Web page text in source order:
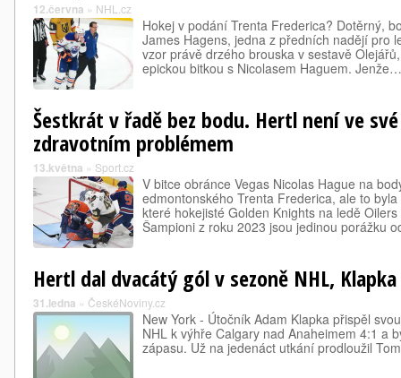
12.června » NHL.cz
Hokej v podání Trenta Frederica? Dotěrný,
James Hagens, jedna z předních nadějí pro
vzor právě drzého brouska v sestavě
epickou bitkou s Nicolasem Haguem. Jenže…
Šestkrát v řadě bez bodu. Hertl není ve
zdravotním problémem
13.května » Sport.cz
V bitce obránce Vegas Nicolas Hague na
edmontonského Trenta Frederica, ale to
které hokejisté Golden Knights na ledě
Šampioni z roku 2023 jsou jedinou porážku
Hertl dal dvacátý gól v sezoně NHL,
31.ledna » ČeskéNoviny.cz
New York - Útočník Adam Klapka přispěl
NHL k výhře Calgary nad Anaheimem 4:1 a
zápasu. Už na jedenáct utkání prodloužil